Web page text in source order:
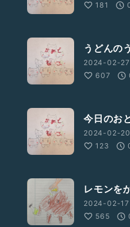
181
うどんの
2024-02-27
607
今日のお
2024-02-
123
レモンを
2024-02-
565